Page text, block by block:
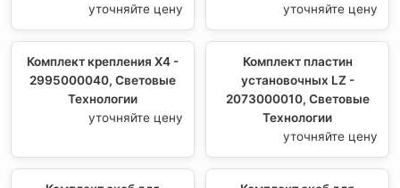
уточняйте цену
уточняйте цену
Комплект крепления Х4 -
2995000040, Световые
Технологии
уточняйте цену
Комплект пластин
установочных LZ -
2073000010, Световые
Технологии
уточняйте цену